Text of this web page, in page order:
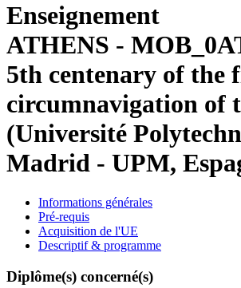
Enseignement
ATHENS -
5th centenary of the
circumnavigation of
(Université
Madrid - UPM,
Informations générales
Pré-requis
Acquisition de l'UE
Descriptif & programme
Diplôme(s) concerné(s)